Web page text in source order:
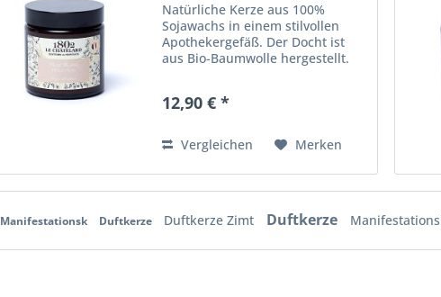
Natürliche Kerze aus 100%
Sojawachs in einem stilvollen
Apothekergefäß. Der Docht ist
aus Bio-Baumwolle hergestellt.
Werbegeschenk. Mit dem Aroma
Gebrauchsanweisung
Mindestens 1...
12,90 € *
Vergleichen Merken
Manifestationsk Duftkerze Duftkerze Zimt Duftkerze